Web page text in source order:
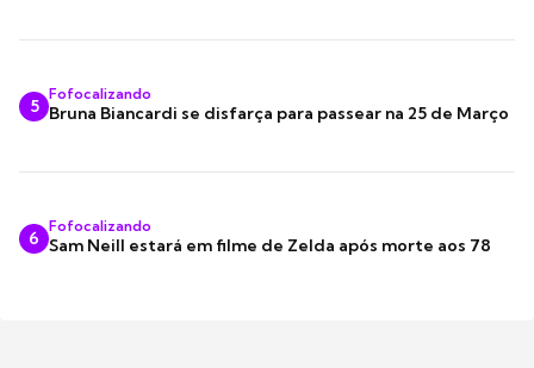
5
Fofocalizando
Bruna Biancardi se disfarça para passear na 25 de Março
6
Fofocalizando
Sam Neill estará em filme de Zelda após morte aos 78